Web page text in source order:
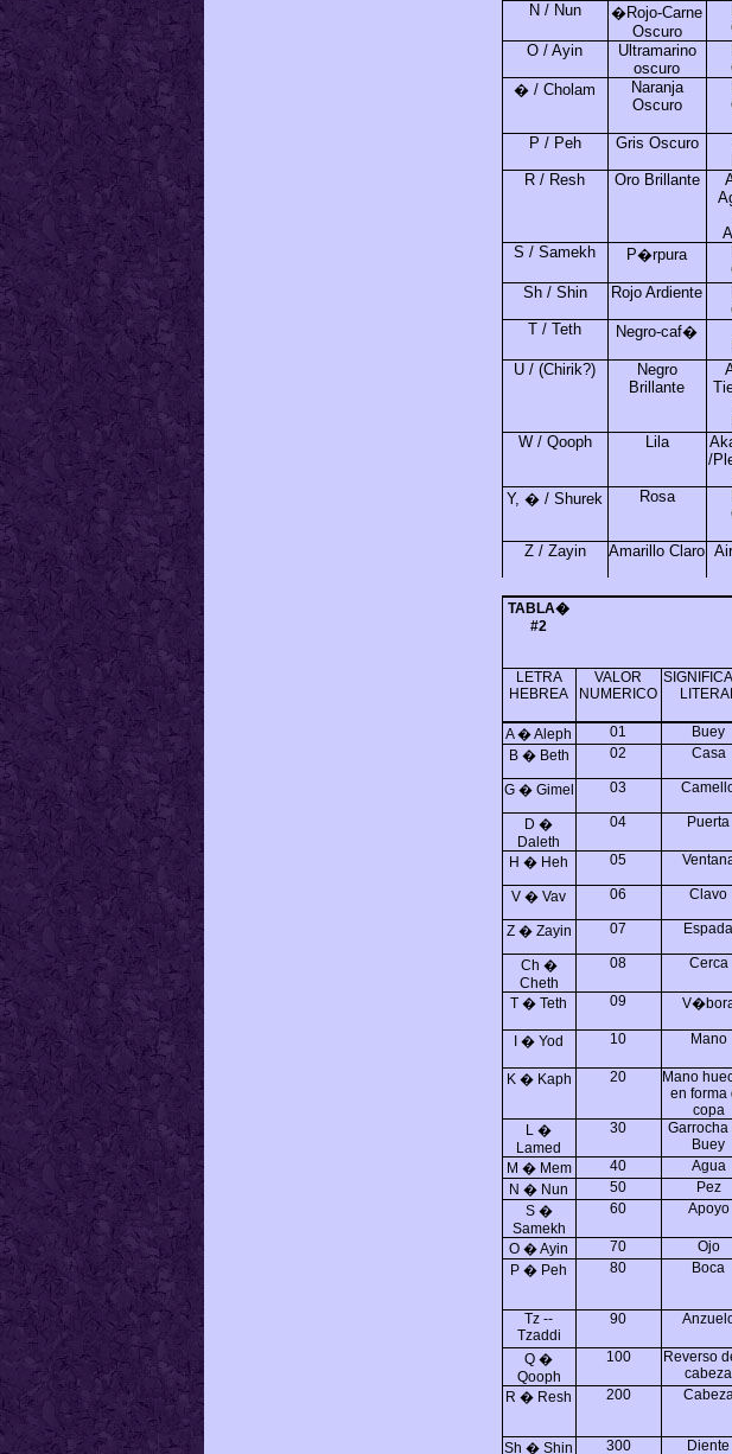
N / Nun
�Rojo-Carne
Oscuro
O / Ayin
Ultramarino
oscuro
� / Cholam
Naranja
Oscuro
P / Peh
Gris Oscuro
R / Resh Oro Brillante
S / Samekh P�rpura
Sh / Shin Rojo Ardiente
T / Teth Negro-caf�
U / (Chirik?)
Negro
Brillante
W / Qooph Lila
/
Y, � / Shurek Rosa
Z / Zayin
Amarillo Claro
TABLA�
#2
LETRA
HEBREA
VALOR
NUMERICO
A � Aleph 01 Buey
B � Beth
02 Casa
G � Gimel
03
D �
Daleth
04 Puerta
H � Heh 05
V � Vav 06 Clavo
Z � Zayin 07 Espada
Ch �
Cheth
08 Cerca
T � Teth 09
I � Yod 10 Mano
K � Kaph 20
Mano
en forma
copa
L �
Lamed
30
Garrocha
Buey
M � Mem 40 Agua
N � Nun
50 Pez
S �
Samekh
60 Apoyo
O � Ayin 70 Ojo
P � Peh
80 Boca
Tz --
Tzaddi
90
Q �
Qooph
100
Reverso
cabeza
R � Resh 200
Sh � Shin 300 Diente